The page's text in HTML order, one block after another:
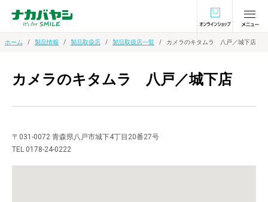
オンラインショ
ホーム 製品情報 製品取扱店 製品取扱店一覧 カメラのキタムラ 八戸／城下店
カメラのキタムラ 八戸／城下店
〒031-0072 青森県八戸市城下4丁目20番27号
TEL 0178-24-0222